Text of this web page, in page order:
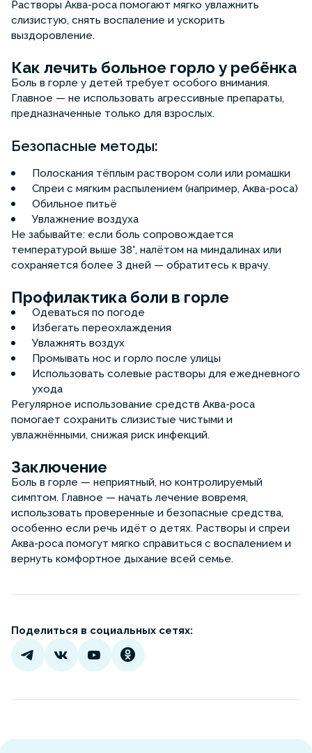
Растворы Аква-роса помогают мягко увлажнить
слизистую, снять воспаление и ускорить
выздоровление.
Как лечить больное горло у ребёнка
Боль в горле у детей требует особого внимания.
Главное — не использовать агрессивные препараты,
предназначенные только для взрослых.
Безопасные методы:
Полоскания тёплым раствором соли или ромашки
Спреи с мягким распылением (например, Аква-роса)
Обильное питьё
Увлажнение воздуха
Не забывайте: если боль сопровождается
температурой выше 38°, налётом на миндалинах или
сохраняется более 3 дней — обратитесь к врачу.
Профилактика боли в горле
Одеваться по погоде
Избегать переохлаждения
Увлажнять воздух
Промывать нос и горло после улицы
Использовать солевые растворы для ежедневного
ухода
Регулярное использование средств Аква-роса
помогает сохранить слизистые чистыми и
увлажнёнными, снижая риск инфекций.
Заключение
Боль в горле — неприятный, но контролируемый
симптом. Главное — начать лечение вовремя,
использовать проверенные и безопасные средства,
особенно если речь идёт о детях. Растворы и спреи
Аква-роса помогут мягко справиться с воспалением и
вернуть комфортное дыхание всей семье.
Поделиться в социальных сетях: